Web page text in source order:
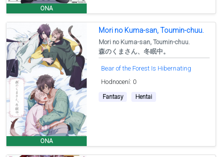
ONA
ONA
Mori no Kuma-san, Toumin-chuu.
Mori no Kuma-san, Toumin-chuu.
森のくまさん、冬眠中。
Bear of the Forest Is Hibernating
Hodnocení: 0
Fantasy Hentai